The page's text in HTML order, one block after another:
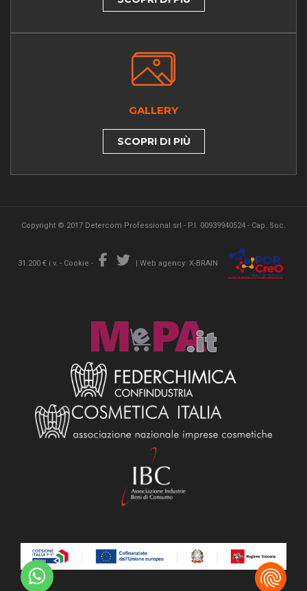
GALLERY
SCOPRI DI PIÙ
Copyright © 2017 Detercom Professional srl - P.I. 00939940524 - Cap. Soc.
31.200 € i.v. - Cookie - | Web agency: X-BRAIN